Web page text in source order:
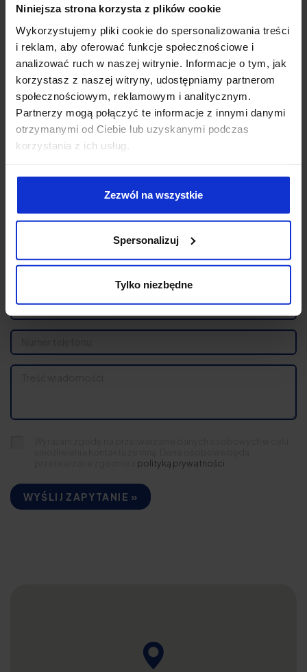
Niniejsza strona korzysta z plików cookie
Wykorzystujemy pliki cookie do spersonalizowania treści
i reklam, aby oferować funkcje społecznościowe i
analizować ruch w naszej witrynie. Informacje o tym, jak
korzystasz z naszej witryny, udostępniamy partnerom
społecznościowym, reklamowym i analitycznym.
Partnerzy mogą połączyć te informacje z innymi danymi
otrzymanymi od Ciebie lub uzyskanymi podczas
korzystania z ich usług.
Zezwól na wszystkie
Spersonalizuj
Tylko niezbędne
Opisz swój problem prawny w formularzu, a w ciągu
jednego dnia roboczego
przedstawimy Ciprecyzyjną ścieżkę działania.
After Legal Kancelaria
Radcy Prawnego Łukasz Kulicki
ul. Kijowska 5
03-738 Warszawa, Polska
NIP: 5252397867
tel.
PL39 1140 2004 0000 3302 7806 9802
polityką prywatności
WYŚLIJ ZAPYTANIE »